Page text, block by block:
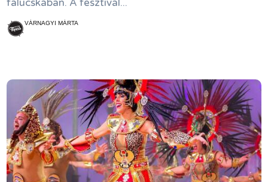
falucskában. A fesztivál...
VÁRNAGYI MÁRTA